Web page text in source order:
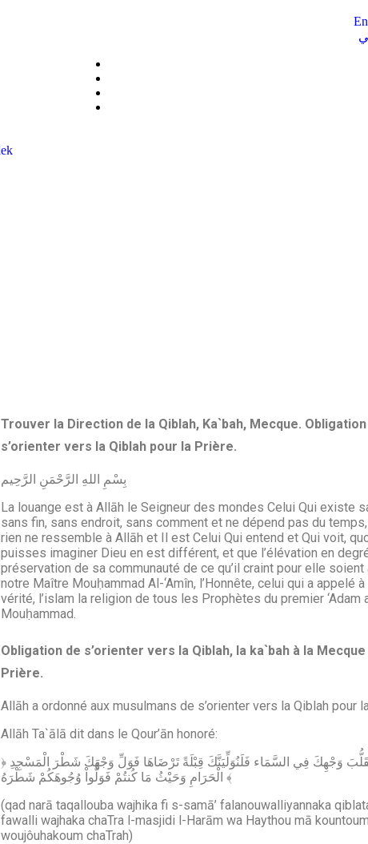
Trouver la Direction de la Qiblah, Ka`bah, Mecque.
s’orienter vers la Qiblah pour la Prière.
بِسْمِ اللهِ الرَّحْمَنِ الرَّحِيم
La louange est à Allāh le Seigneur des mondes Celui Qui existe
sans fin, sans endroit, sans comment et ne dépend pas du
rien ne ressemble à Allāh et Il est Celui Qui entend et Qui voit,
puisses imaginer Dieu en est différent, et que l’élévation en
préservation de sa communauté de ce qu’il craint pour elle
notre Maître Mouḥammad Al-‘Amîn, l’Honnête, celui qui a appelé
vérité, l’islam la religion de tous les Prophètes du premier ‘Adam
Mouḥammad.
Obligation de s’orienter vers la Qiblah, la ka`bah à la
Prière.
Allāh a ordonné aux musulmans de s’orienter vers la Qiblah pour
Allāh Ta`ālā dit dans le Qour’ān honoré:
﴿ قَدْ نَرَى تَقَلُّبَ وَجْهِكَ فِي السَّمَاء فَلَنُوَلِّيَنَّكَ قِبْلَةً تَرْضَاهَا فَوَلِّ وَجْهَكَ شَطْرَ الْمَسْجِدِ
الْحَرَامِ وَحَيْثُ مَا كُنتُمْ فَوَلُّواْ وُجُوهَكُمْ شَطْرَهُ ﴾
(qad narā taqallouba wajhika fi s-samā’ falanouwalliyannaka
fawalli wajhaka chaTra l-masjidi l-Harām wa Haythou mā
woujôuhakoum chaTrah)